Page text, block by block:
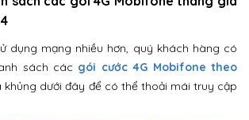
dụng mạng nhiều hơn, quý khách hàng có
sách các gói cước 4G Mobifone theo
khủng dưới đây để có thể thoải mái truy cập